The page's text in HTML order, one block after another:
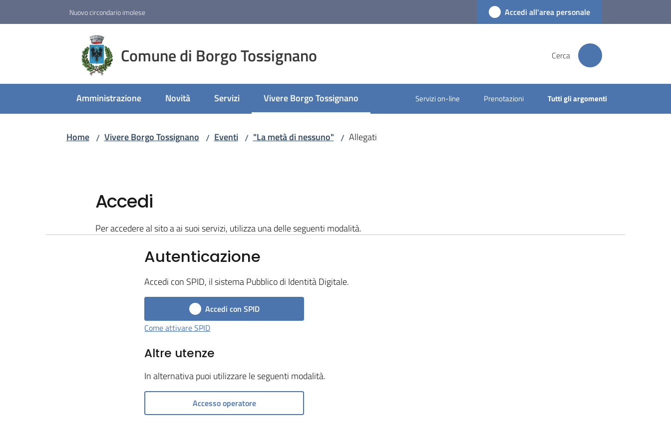
Nuovo circondario imolese Accedi all'area personale
Comune di Borgo Tossignano Cerca
Amministrazione Novità Servizi Vivere Borgo Tossignano
Menu selezionato Servizi on-line Prenotazioni Tutti gli argomenti
Home / Vivere Borgo Tossignano / Eventi / "La metà di nessuno" / Allegati
Accedi
Per accedere al sito a ai suoi servizi, utilizza una delle seguenti modalità.
Autenticazione
Accedi con SPID, il sistema Pubblico di Identità Digitale.
Accedi con SPID
Come attivare SPID
Altre utenze
In alternativa puoi utilizzare le seguenti modalità.
Accesso operatore